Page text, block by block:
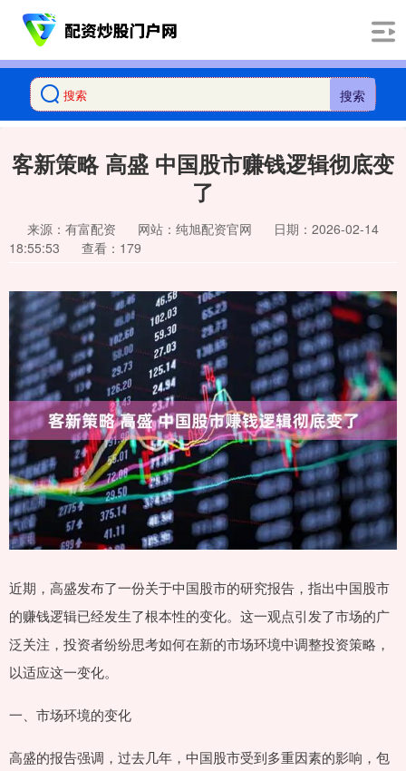
搜索
客新策略 高盛 中国股市赚钱逻辑彻底变
了
来源：有富配资 网站：纯旭配资官网
日期：2026-02-14
18:55:53
查看：179
近期，高盛发布了一份关于中国股市的研究报告，指出中国股市
的赚钱逻辑已经发生了根本性的变化。这一观点引发了市场的广
泛关注，投资者纷纷思考如何在新的市场环境中调整投资策略，
以适应这一变化。
一、市场环境的变化
高盛的报告强调，过去几年，中国股市受到多重因素的影响，包